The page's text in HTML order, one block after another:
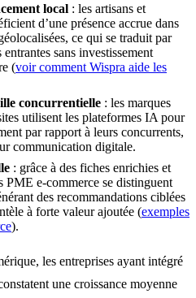
local : les artisans et
d’une présence accrue dans
ce qui se traduit par
entrantes sans investissement
(voir comment Wispra aide les
concurrentielle : les marques
utilisent les plateformes IA pour
par rapport à leurs concurrents,
communication digitale.
: grâce à des fiches enrichies et
PME e-commerce se distinguent
des recommandations ciblées
à forte valeur ajoutée (exemples
).
les entreprises ayant intégré
une croissance moyenne